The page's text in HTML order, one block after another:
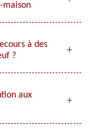
maison
à des
?
aux